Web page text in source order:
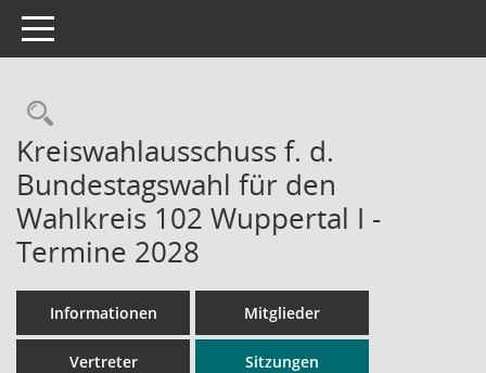
Toggle navigation
Rechercheauswahl
Kreiswahlausschuss f. d.
Bundestagswahl für den
Wahlkreis 102 Wuppertal I -
Termine 2028
Informationen Mitglieder
Vertreter Sitzungen